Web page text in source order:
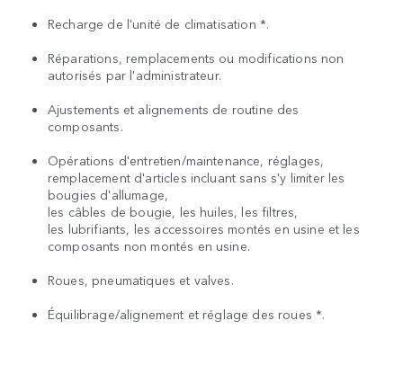
Recharge de l'unité de climatisation *.
Réparations, remplacements ou modifications non
autorisés par l'administrateur.
Ajustements et alignements de routine des
composants.
Opérations d'entretien/maintenance, réglages,
remplacement d'articles incluant sans s'y limiter les
bougies d'allumage,
les câbles de bougie, les huiles, les filtres,
les lubrifiants, les accessoires montés en usine et les
composants non montés en usine.
Roues, pneumatiques et valves.
Équilibrage/alignement et réglage des roues *.